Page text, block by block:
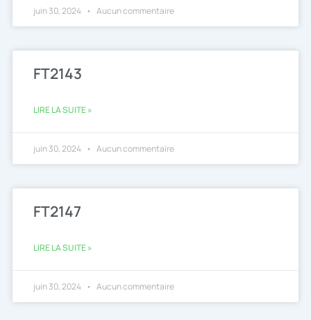
juin 30, 2024 Aucun commentaire
FT2143
LIRE LA SUITE »
juin 30, 2024 Aucun commentaire
FT2147
LIRE LA SUITE »
juin 30, 2024 Aucun commentaire